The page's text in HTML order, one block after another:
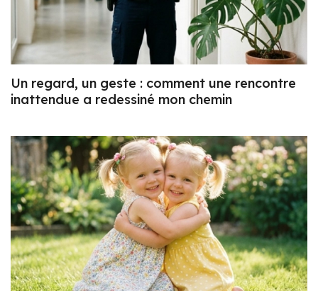
Un regard, un geste : comment une rencontre
inattendue a redessiné mon chemin